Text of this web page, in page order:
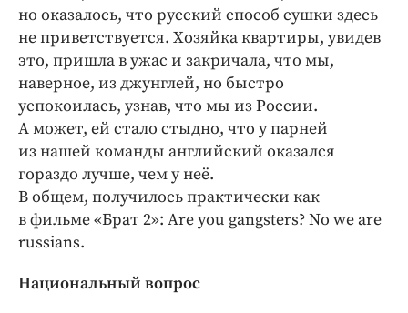
но оказалось, что русский способ сушки здесь
не приветствуется. Хозяйка квартиры, увидев
это, пришла в ужас и закричала, что мы,
наверное, из джунглей, но быстро
успокоилась, узнав, что мы из России.
А может, ей стало стыдно, что у парней
из нашей команды английский оказался
гораздо лучше, чем у неё.
В общем, получилось практически как
в фильме «Брат 2»: Аre you gangsters? No we are
russians.
Национальный вопрос